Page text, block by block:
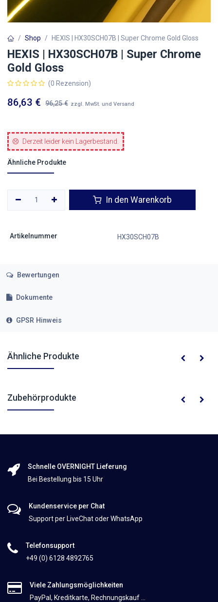
Shop HEXIS | HX30SCH07B | Super Chrome Gold Gloss
HEXIS | HX30SCH07B | Super Chrome
Gold Gloss
(0 Rezension)
86,63 € 96,25€ zzgl. MwSt. und Versand
Derzeit leider kein Lagerbestand.
Ähnliche Produkte
In den Warenkorb
Artikelnummer HX30SCH07B
Bewertungen
Dokumente
GPSR Hinweis
Ähnliche Produkte
Zubehörprodukte
Schnelle OVERNIGHT Lieferung
Bei Bestellung bis 15 Uhr
Kundenservice per Chat
Support per LiveChat oder WhatsApp
Telefonsupport
+49 (0) 6128 4892765
Viele Zahlungsmöglichkeiten
PayPal, Kreditkarte, Rechnungskauf ...